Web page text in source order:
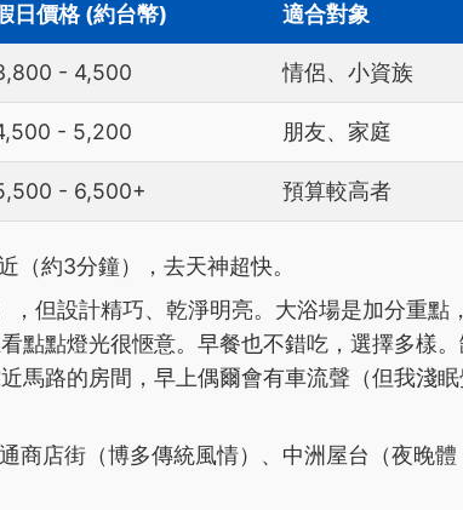
日價格 (約台幣) 適合對象
- 4,500 情侶、小資族
- 5,200 朋友、家庭
- 6,500+ 預算較高者
（約3分鐘），去天神超快。
，但設計精巧、乾淨明亮。大浴場是加分重點
點點燈光很愜意。早餐也不錯吃，選擇多樣
馬路的房間，早上偶爾會有車流聲（但我淺
商店街（博多傳統風情）、中洲屋台（夜晚體